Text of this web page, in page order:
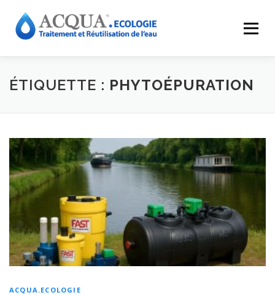
Menu
RESSOURCES CONTACT ACQUA-SHOP
ÉTIQUETTE : PHYTOÉPURATION
ACQUA.ECOLOGIE